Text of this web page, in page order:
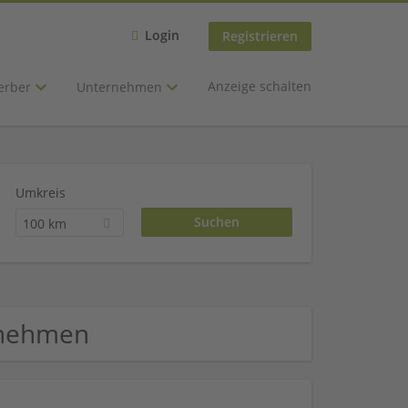
Login Registrieren
Unternehmen Anzeige schalten
Umkreis
100 km